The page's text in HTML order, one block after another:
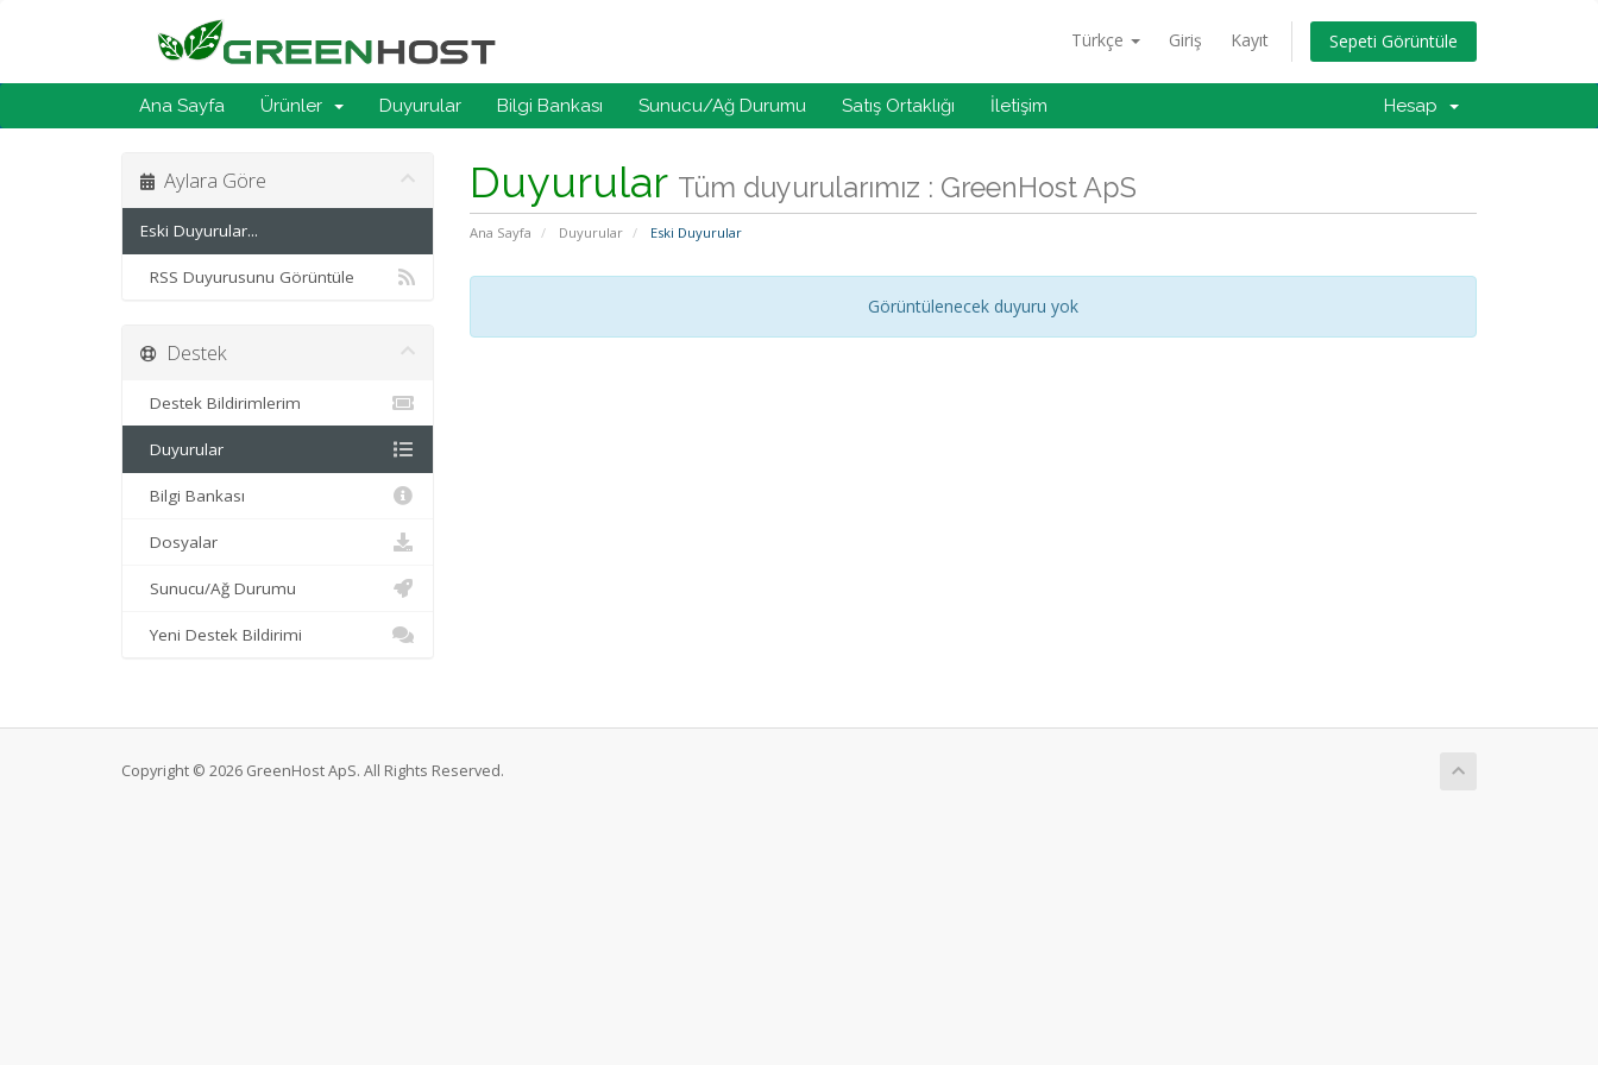
Türkçe Giriş Kayıt Sepeti Görüntüle
Ana Sayfa Ürünler Duyurular Bilgi Bankası Sunucu/Ağ Durumu Satış Ortaklığı İletişim Hesap
Duyurular Tüm duyurularımız : GreenHost ApS
Ana Sayfa Duyurular Eski Duyurular
Aylara Göre
Eski Duyurular...
RSS Duyurusunu Görüntüle
Görüntülenecek duyuru yok
Destek
Destek Bildirimlerim
Duyurular
Bilgi Bankası
Dosyalar
Sunucu/Ağ Durumu
Yeni Destek Bildirimi
Copyright © 2026 GreenHost ApS. All Rights Reserved.